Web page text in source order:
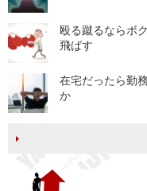
殴る蹴るならボ
飛ばす
在宅だったら勤
か